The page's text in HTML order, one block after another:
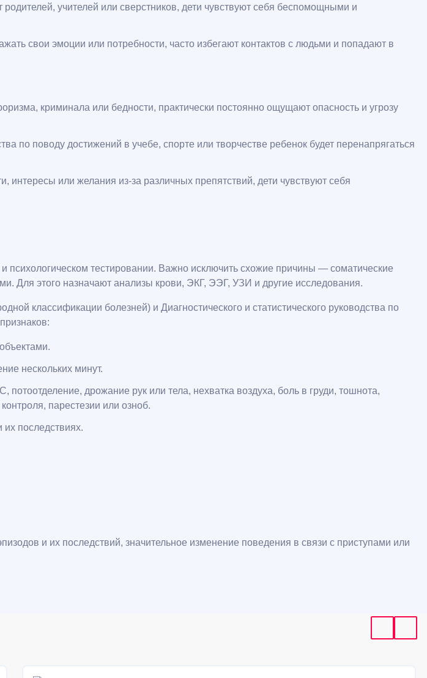
учителей или сверстников, дети чувствуют себя беспомощными и
свои эмоции или потребности, часто избегают контактов с людьми и попадают в
криминала или бедности, практически постоянно ощущают опасность и угрозу
по поводу достижений в учебе, спорте или творчестве ребенок будет перенапрягаться
или желания из-за различных препятствий, дети чувствуют себя
психологическом тестировании. Важно исключить схожие причины — соматические
Для этого назначают анализы крови, ЭКГ, ЭЭГ, УЗИ и другие исследования.
классификации болезней) и Диагностического и статистического руководства по
нескольких минут.
дрожание рук или тела, нехватка воздуха, боль в груди, тошнота,
парестезии или озноб.
их последствиях.
и их последствий, значительное изменение поведения в связи с приступами или